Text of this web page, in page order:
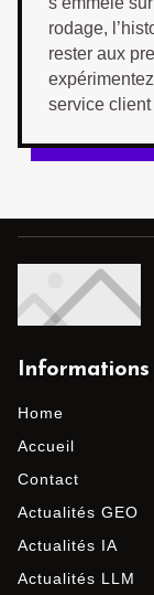
rodage,
rester aux
service client
Informations
Home
Accueil
Contact
Actualités GEO
Actualités IA
Actualités LLM